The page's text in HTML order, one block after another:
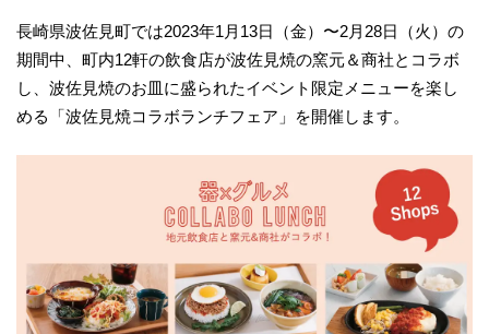
長崎県波佐見町では2023年1月13日（金）〜2月28日（火）の
期間中、町内12軒の飲食店が波佐見焼の窯元＆商社とコラボ
し、波佐見焼のお皿に盛られたイベント限定メニューを楽し
める「波佐見焼コラボランチフェア」を開催します。